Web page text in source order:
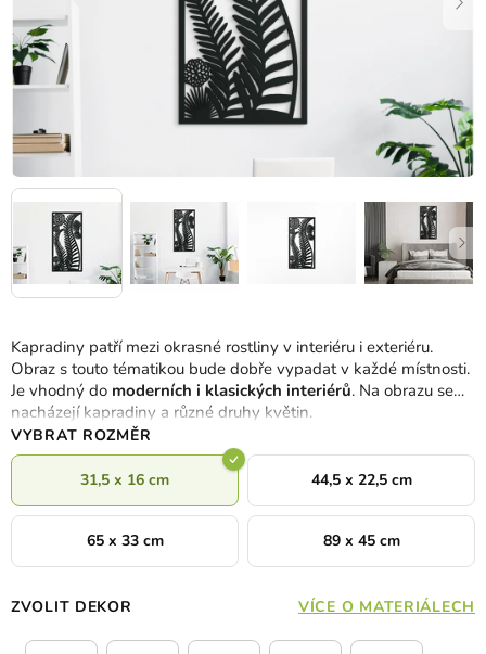
Kapradiny patří mezi okrasné rostliny v interiéru i exteriéru.
Obraz s touto tématikou bude dobře vypadat v každé místnosti.
Je vhodný do moderních i klasických interiérů. Na obrazu se
nacházejí kapradiny a různé druhy květin.
VYBRAT ROZMĚR
31,5 x 16 cm 44,5 x 22,5 cm
65 x 33 cm 89 x 45 cm
ZVOLIT DEKOR VÍCE O MATERIÁLECH